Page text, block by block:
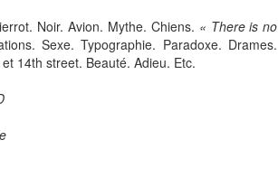
Noir. Avion. Mythe. Chiens. « There is no
Sexe. Typographie. Paradoxe. Drames.
14th street. Beauté. Adieu. Etc.